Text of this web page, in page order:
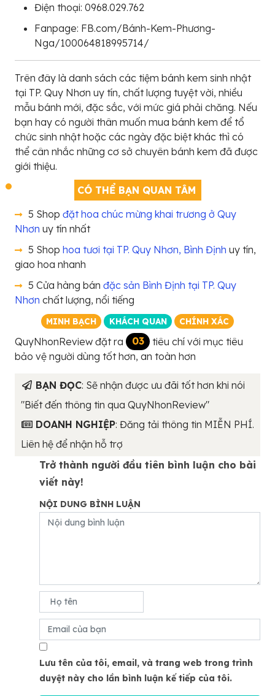
Điện thoại: 0968.029.762
Fanpage: FB.com/Bánh-Kem-Phương-
Nga/100064818995714/
Trên đây là danh sách các tiệm bánh kem sinh nhật
tại TP. Quy Nhơn uy tín, chất lượng tuyệt vời, nhiều
mẫu bánh mới, đặc sắc, với mức giá phải chăng. Nếu
bạn hay có người thân muốn mua bánh kem để tổ
chức sinh nhật hoặc các ngày đặc biệt khác thì có
thể cân nhắc những cơ sở chuyên bánh kem đã được
giới thiệu.
CÓ THỂ BẠN QUAN TÂM
5 Shop đặt hoa chúc mừng khai trương ở Quy
Nhơn uy tín nhất
5 Shop hoa tươi tại TP. Quy Nhơn, Bình Định uy tín,
giao hoa nhanh
5 Cửa hàng bán đặc sản Bình Định tại TP. Quy
Nhơn chất lượng, nổi tiếng
MINH BẠCH KHÁCH QUAN CHÍNH XÁC
QuyNhonReview đặt ra 03
tiêu chí với mục tiêu
bảo vệ người dùng tốt hơn, an toàn hơn
BẠN ĐỌC: Sẽ nhận được ưu đãi tốt hơn khi nói
"Biết đến thông tin qua QuyNhonReview"
DOANH NGHIỆP: Đăng tải thông tin MIỄN PHÍ.
Liên hệ để nhận hỗ trợ
Trở thành người đầu tiên bình luận cho bài
viết này!
NỘI DUNG BÌNH LUẬN
Lưu tên của tôi, email, và trang web trong trình
duyệt này cho lần bình luận kế tiếp của tôi.